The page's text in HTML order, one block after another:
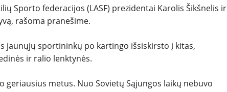
Sporto federacijos (LASF) prezidentai Karolis Šikšnelis ir
rašoma pranešime.
jaunųjų sportininkų po kartingo išsiskirsto į kitas,
ir ralio lenktynės.
metus. Nuo Sovietų Sąjungos laikų nebuvo